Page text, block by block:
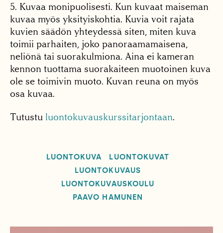
5. Kuvaa monipuolisesti. Kun kuvaat maiseman
kuvaa myös yksityiskohtia. Kuvia voit rajata
kuvien säädön yhteydessä siten, miten kuva
toimii parhaiten, joko panoraamamaisena,
neliönä tai suorakulmiona. Aina ei kameran
kennon tuottama suorakaiteen muotoinen kuva
ole se toimivin muoto. Kuvan reuna on myös
osa kuvaa.
Tutustu luontokuvauskurssitarjontaan.
LUONTOKUVA
LUONTOKUVAT
LUONTOKUVAUS
LUONTOKUVAUSKOULU
PAAVO HAMUNEN